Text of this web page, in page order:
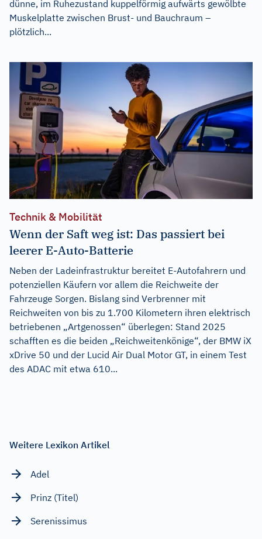
dünne, im Ruhezustand kuppelförmig aufwärts gewölbte
Muskelplatte zwischen Brust- und Bauchraum –
plötzlich...
Technik & Mobilität
Wenn der Saft weg ist: Das passiert bei
leerer E-Auto-Batterie
Neben der Ladeinfrastruktur bereitet E-Autofahrern und
potenziellen Käufern vor allem die Reichweite der
Fahrzeuge Sorgen. Bislang sind Verbrenner mit
Reichweiten von bis zu 1.700 Kilometern ihren elektrisch
betriebenen „Artgenossen“ überlegen: Stand 2025
schafften es die beiden „Reichweitenkönige“, der BMW iX
xDrive 50 und der Lucid Air Dual Motor GT, in einem Test
des ADAC mit etwa 610...
Weitere Lexikon Artikel
Adel
Prinz (Titel)
Serenissimus